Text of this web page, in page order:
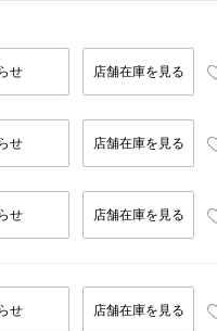
せ 店舗在庫を見る
せ 店舗在庫を見る
せ 店舗在庫を見る
せ 店舗在庫を見る